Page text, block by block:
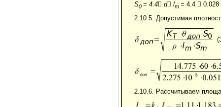
S0 = 4.4 d lm = 4.4  0.028
2.10.5. Допустимая
2.10.6. Рассчитываем